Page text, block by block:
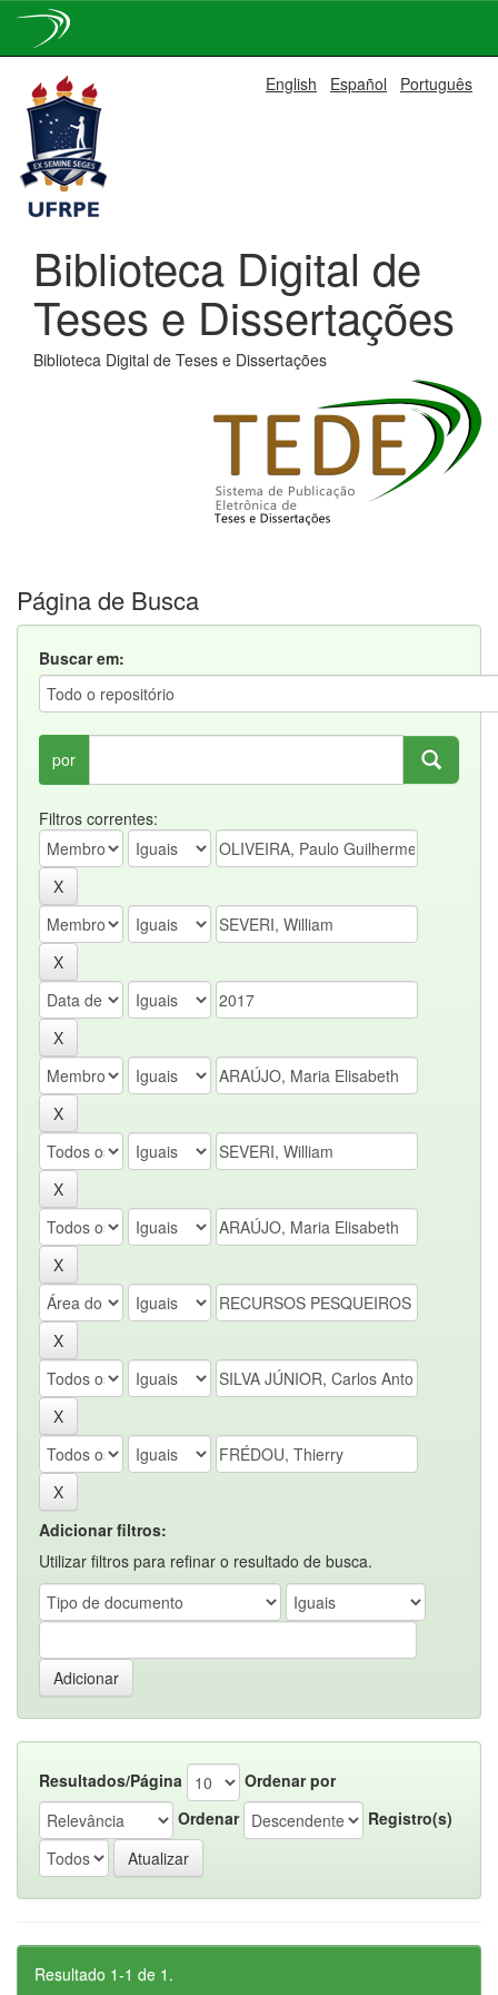
navigation
English Español Português
Biblioteca Digital de
Teses e Dissertações
Biblioteca Digital de Teses e Dissertações
Página de Busca
Buscar em:
por
Filtros correntes:
Adicionar filtros:
Utilizar filtros para refinar o resultado de busca.
Resultados/Página
Ordenar por
Ordenar
Registro(s)
Resultado 1-1 de 1.